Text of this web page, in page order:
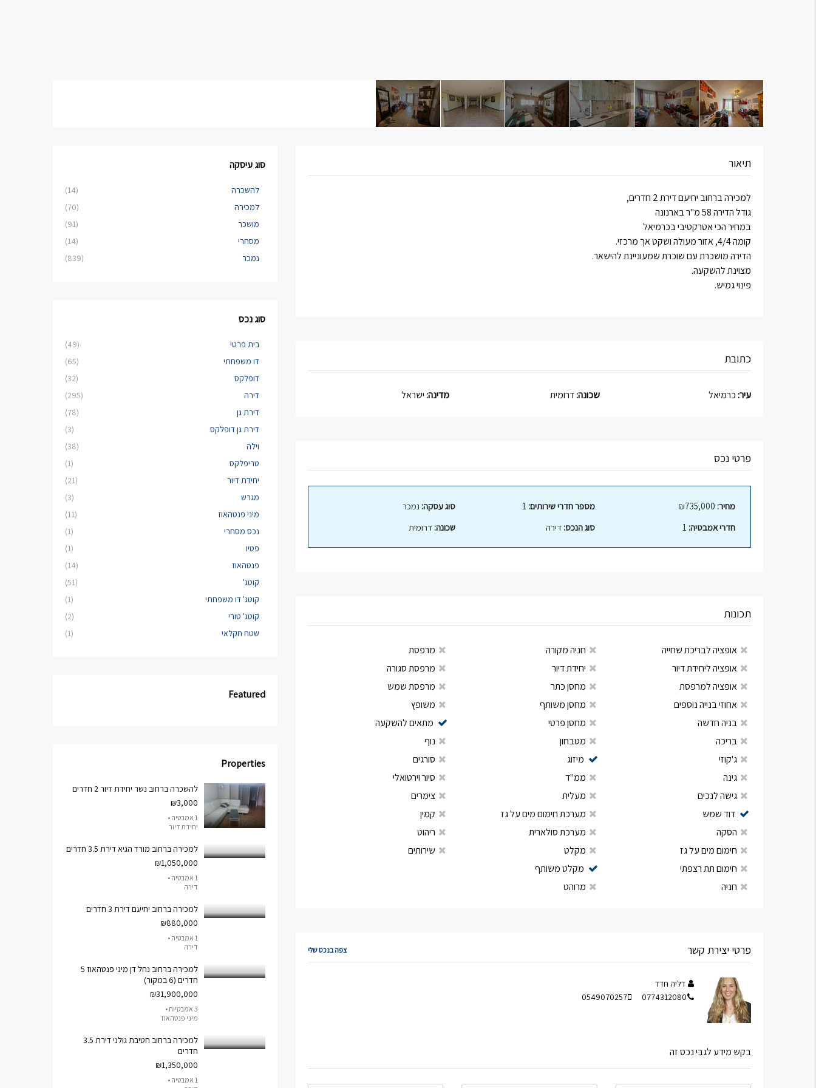
תיאור
למכירה ברחוב יחיעם דירת 2 חדרים,
גודל הדירה 58 מ"ר בארנונה
במחיר הכי אטרקטיבי בכרמיאל
קומה 4/4, אזור מעולה ושקט אך מרכזי.
הדירה מושכרת עם שוכרת שמעוניינת להישאר.
מצוינת להשקעה.
פינוי גמיש.
כתובת
עיר:כרמיאל שכונה:דרומית מדינה:ישראל
פרטי נכס
מחיר:
חדרי אמבטיה:
מספר חדרי שירותים:
סוג הנכס: דירה
סוג עסקה: נמכר
שכונה: דרומית
תכונות
אופציה לבריכת שחייה
אופציה ליחידת דיור
אופציה למרפסת
אחוזי בנייה נוספים
בניה חדשה
בריכה
ג'קוזי
גינה
גישה לנכים
דוד שמש
הסקה
חימום מים על גז
חימום תת רצפתי
חניה
חניה מקורה
יחידת דיור
מחסן כתר
מחסן משותף
מחסן פרטי
מטבחון
מיזוג
ממ"ד
מעלית
מערכת חימום מים על גז
מערכת סולארית
מקלט
מקלט משותף
מרוהט
מרפסת
מרפסת סגורה
מרפסת שמש
משופץ
מתאים להשקעה
נוף
סורגים
סיור וירטואלי
צימרים
קמין
ריהוט
שירותים
פרטי יצירת קשר צפה בנכס שלי
דליה חדד
0774312080
0549070257
בקש מידע לגבי נכס זה
סוג עיסקה
להשכרה
(14)
למכירה
(70)
מושכר
(91)
מסחרי
(14)
נמכר
(839)
סוג נכס
בית פרטי
(49)
דו משפחתי
(65)
דופלקס
(32)
דירה
(295)
דירת גן
(78)
דירת גן דופלקס
(3)
וילה
(38)
טריפלקס
(1)
יחידת דיור
(21)
מגרש
(3)
מיני פנטהאוז
(11)
נכס מסחרי
(1)
פטיו
(1)
פנטהאוז
(14)
קוטג'
(51)
קוטג' דו משפחתי
(1)
קוטג' טורי
(2)
שטח חקלאי
(1)
Featured
Properties
להשכרה ברחוב נשר יחידת דיור 2 חדרים
₪3,000
1 אמבטיה •
יחידת דיור
למכירה ברחוב מורד הגיא דירת 3.5 חדרים
₪1,050,000
1 אמבטיה •
דירה
למכירה ברחוב יחיעם דירת 3 חדרים
₪880,000
1 אמבטיה •
דירה
למכירה ברחוב נחל דן מיני פנטהאוז 5
חדרים (6 במקור)
₪31,900,000
3 אמבטיות •
מיני פנטהאוז
למכירה ברחוב חטיבת גולני דירת 3.5
חדרים
₪1,350,000
1 אמבטיה •